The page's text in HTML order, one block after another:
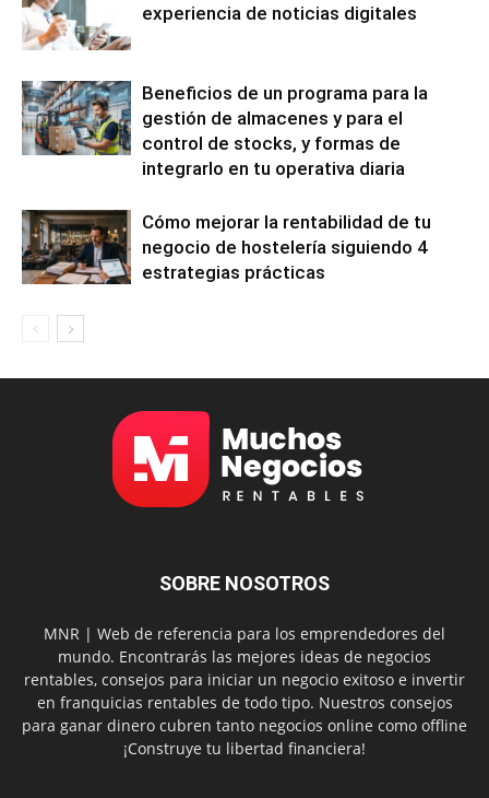
experiencia de noticias digitales
Beneficios de un programa para la
gestión de almacenes y para el
control de stocks, y formas de
integrarlo en tu operativa diaria
Cómo mejorar la rentabilidad de tu
negocio de hostelería siguiendo 4
estrategias prácticas
SOBRE NOSOTROS
MNR | Web de referencia para los emprendedores del
mundo. Encontrarás las mejores ideas de negocios
rentables, consejos para iniciar un negocio exitoso e invertir
en franquicias rentables de todo tipo. Nuestros consejos
para ganar dinero cubren tanto negocios online como offline
¡Construye tu libertad financiera!